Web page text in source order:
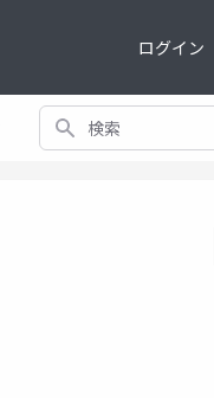
ログイン
検索